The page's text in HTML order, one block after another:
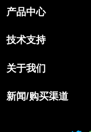
产品中心
技术支持
关于我们
新闻/购买渠道